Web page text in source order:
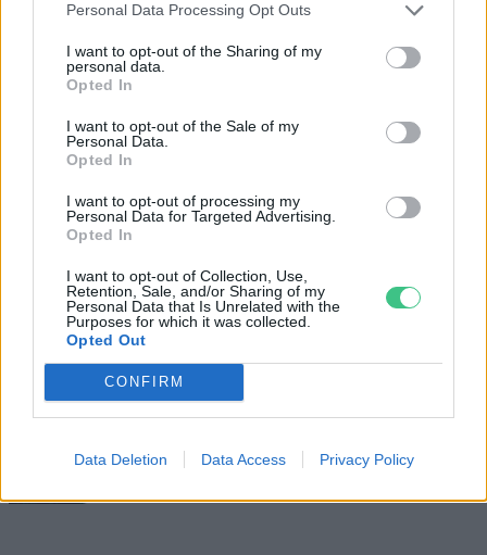
Personal Data Processing Opt Outs
I want to opt-out of the Sharing of my
personal data.
Opted In
I want to opt-out of the Sale of my
Personal Data.
Opted In
I want to opt-out of processing my
Personal Data for Targeted Advertising.
Opted In
I want to opt-out of Collection, Use,
Retention, Sale, and/or Sharing of my
Personal Data that Is Unrelated with the
Purposes for which it was collected.
Opted Out
CONFIRM
Data Deletion Data Access Privacy Policy
Műanyagból és CO2-ból
állítottak elő
Greendex Szemle
zöldüzemanyagot Bécs
Greendex
Greendex Szemle